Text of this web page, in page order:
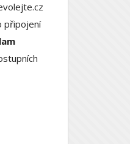
připojení